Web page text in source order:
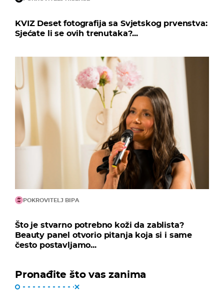
KVIZ Deset fotografija sa Svjetskog prvenstva:
Sjećate li se ovih trenutaka?...
POKROVITELJ BIPA
Što je stvarno potrebno koži da zablista?
Beauty panel otvorio pitanja koja si i same
često postavljamo...
Pronađite što vas zanima